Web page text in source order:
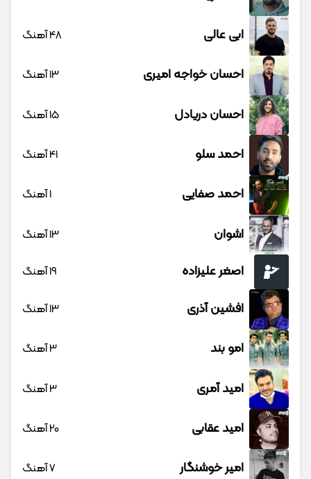
ابی عالی 48 آهنگ
احسان خواجه امیری 13 آهنگ
احسان دریادل 15 آهنگ
احمد سلو 41 آهنگ
احمد صفایی 1 آهنگ
اشوان 13 آهنگ
اصغر علیزاده 19 آهنگ
افشین آذری 13 آهنگ
امو بند 3 آهنگ
امید آمری 3 آهنگ
امید عقابی 20 آهنگ
امیر خوشنگار 7 آهنگ